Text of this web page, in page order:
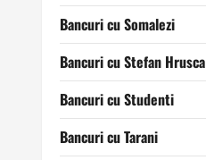
Bancuri cu Somalezi
Bancuri cu Stefan Hrusca
Bancuri cu Studenti
Bancuri cu Tarani